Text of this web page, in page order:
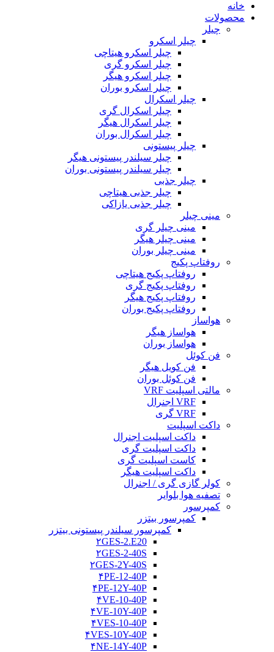
خانه
محصولات
چیلر
چیلر اسکرو
چیلر اسکرو هیتاچی
چیلر اسکرو گری
چیلر اسکرو هیگر
چیلر اسکرو بوران
چیلر اسکرال
چیلر اسکرال گری
چیلر اسکرال هیگر
چیلر اسکرال بوران
چیلر پیستونی
چیلر سیلندر پیستونی هیگر
چیلر سیلندر پیستونی بوران
چیلر جذبی
چیلر جذبی هیتاچی
چیلر جذبی یازاکی
مینی چیلر
مینی چیلر گری
مینی چیلر هیگر
مینی چیلر بوران
روفتاپ پکیج
روفتاپ پکیج هیتاچی
روفتاپ پکیج گری
روفتاپ پکیج هیگر
روفتاپ پکیج بوران
هواساز
هواساز هیگر
هواساز بوران
فن کوئل
فن کویل هیگر
فن کوئل بوران
مالتی اسپلیت VRF
VRF اجنرال
VRF گری
داکت اسپلیت
داکت اسپلیت اجنرال
داکت اسپلیت گری
کاست اسپلیت گری
داکت اسپلیت هیگر
کولر گازی گری / اجنرال
تصفیه هوا بلوایر
کمپرسور
کمپرسور بیتزر
کمپرسور سیلندر پیستونی بیتزر
۲GES-2.E20
۲GES-2-40S
۲GES-2Y-40S
۴PE-12-40P
۴PE-12Y-40P
۴VE-10-40P
۴VE-10Y-40P
۴VES-10-40P
۴VES-10Y-40P
۴NE-14Y-40P